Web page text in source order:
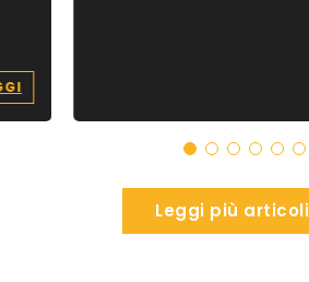
Leggi più articoli